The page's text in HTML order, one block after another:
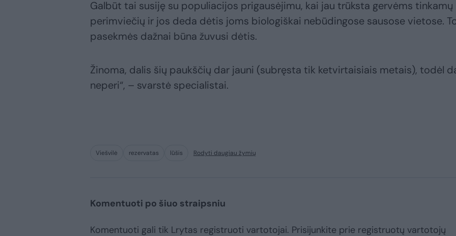
Galbūt tai susiję su populiacijos prigausėjimu, kai jau trūksta gervėms tinkamų
perimviečių ir jos deda dėtis joms biologiškai nebūdingose sausose vietose.
pasekmės dažnai būna žuvusi dėtis.
Žinoma, dalis šių paukščių dar jauni (subręsta tik ketvirtaisiais metais), todėl
neperi“, – svarstė specialistai.
Viešvilė rezervatas lūšis Rodyti daugiau žymių
Komentuoti po šiuo straipsniu
Komentuoti gali tik Lrytas registruoti vartotojai. Prisijunkite prie registruotų vartotojų